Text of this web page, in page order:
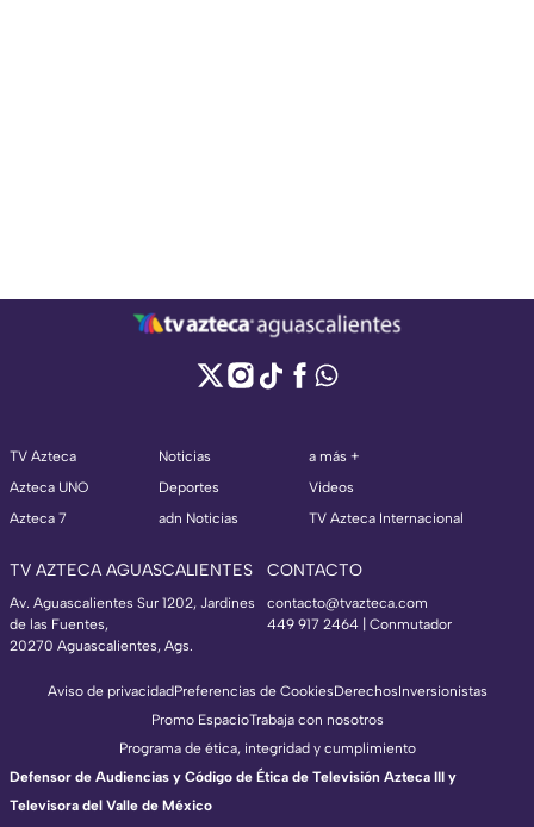
TV Azteca
Azteca UNO
Azteca 7
Noticias
Deportes
adn Noticias
a más +
Videos
TV Azteca Internacional
TV AZTECA AGUASCALIENTES
Av. Aguascalientes Sur 1202, Jardines
de las Fuentes,
20270 Aguascalientes, Ags.
CONTACTO
contacto@tvazteca.com
449 917 2464 | Conmutador
Aviso de privacidadPreferencias de CookiesDerechosInversionistas
Promo EspacioTrabaja con nosotros
Programa de ética, integridad y cumplimiento
Defensor de Audiencias y Código de Ética de Televisión Azteca III y
Televisora del Valle de México